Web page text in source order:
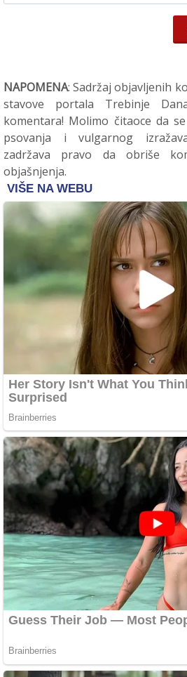
NAPOMENA: Sadržaj objavljenih
stavove portala Trebinje
komentara! Molimo čitaoce da
psovanja i vulgarnog
zadržava pravo da obriše
objašnjenja.